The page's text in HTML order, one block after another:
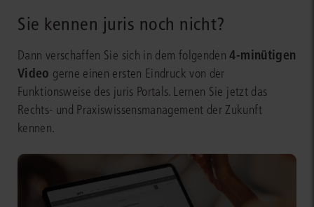
Sie kennen juris noch nicht?
Dann verschaffen Sie sich in dem folgenden4-minütigen
Video gerne einen ersten Eindruck von der
Funktionsweise des juris Portals. Lernen Sie jetzt das
Rechts- und Praxiswissensmanagement der Zukunft
kennen.